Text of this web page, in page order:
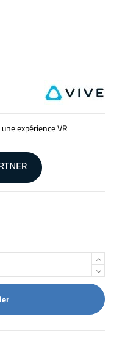
expérience VR